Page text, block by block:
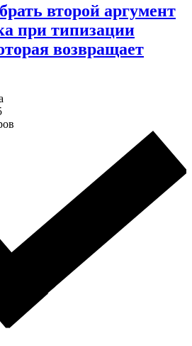
второй аргумент
при типизации
возвращает